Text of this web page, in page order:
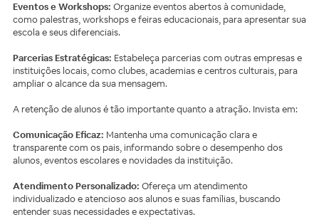
Eventos e Workshops: Organize eventos abertos à comunidade,
como palestras, workshops e feiras educacionais, para apresentar sua
escola e seus diferenciais.
Parcerias Estratégicas: Estabeleça parcerias com outras empresas e
instituições locais, como clubes, academias e centros culturais, para
ampliar o alcance da sua mensagem.
A retenção de alunos é tão importante quanto a atração. Invista em:
Comunicação Eficaz: Mantenha uma comunicação clara e
transparente com os pais, informando sobre o desempenho dos
alunos, eventos escolares e novidades da instituição.
Atendimento Personalizado: Ofereça um atendimento
individualizado e atencioso aos alunos e suas famílias, buscando
entender suas necessidades e expectativas.